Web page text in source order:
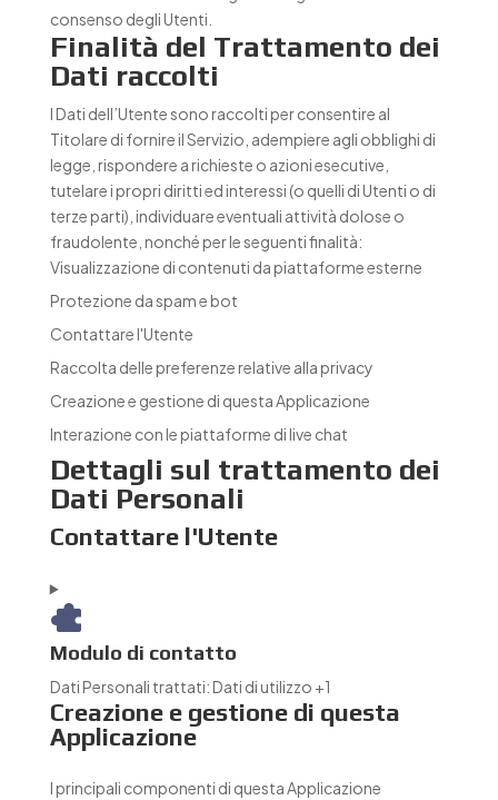
consenso degli Utenti.
Finalità del Trattamento dei
Dati raccolti
I Dati dell’Utente sono raccolti per consentire al
Titolare di fornire il Servizio, adempiere agli obblighi di
legge, rispondere a richieste o azioni esecutive,
tutelare i propri diritti ed interessi (o quelli di Utenti o di
terze parti), individuare eventuali attività dolose o
fraudolente, nonché per le seguenti finalità:
Visualizzazione di contenuti da piattaforme esterne
Protezione da spam e bot
Contattare l'Utente
Raccolta delle preferenze relative alla privacy
Creazione e gestione di questa Applicazione
Interazione con le piattaforme di live chat
Dettagli sul trattamento dei
Dati Personali
Contattare l'Utente
Modulo di contatto
Dati Personali trattati:Dati di utilizzo +1
Creazione e gestione di questa
Applicazione
I principali componenti di questa Applicazione